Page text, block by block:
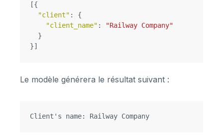
[{
"client" :
{
"client_name" :
"Railway Company"
}
}]
Le modèle générera le résultat suivant :